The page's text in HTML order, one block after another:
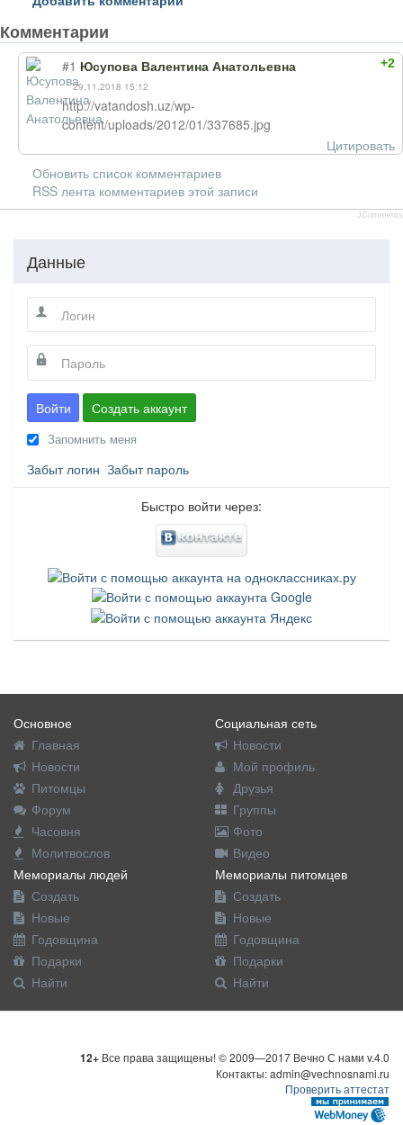
Комментарии
+2
#1 Юсупова Валентина Анатольевна
29.11.2018 15:12
http://vatandosh.uz/wp-
content/uploads/2012/01/337685.jpg
Цитировать
Обновить список комментариев
RSS лента комментариев этой записи
JComments
Данные
Войти Создать аккаунт
Запомнить меня
Забыт логин Забыт пароль
Быстро войти через:
Основное
Главная
Новости
Питомцы
Форум
Часовня
Молитвослов
Социальная сеть
Новости
Мой профиль
Друзья
Группы
Фото
Видео
Мемориалы людей
Создать
Новые
Годовщина
Подарки
Найти
Мемориалы питомцев
Создать
Новые
Годовщина
Подарки
Найти
12+ Все права защищены! © 2009—2017 Вечно С нами v.4.0
Контакты: admin@vechnosnami.ru
Проверить аттестат